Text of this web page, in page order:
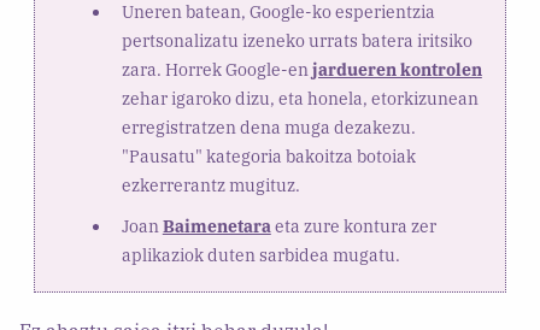
Uneren batean, Google-ko esperientzia
pertsonalizatu izeneko urrats batera iritsiko
zara. Horrek Google-enjardueren kontrolen
zehar igaroko dizu, eta honela, etorkizunean
erregistratzen dena muga dezakezu.
"Pausatu" kategoria bakoitza botoiak
ezkerrerantz mugituz.
JoanBaimenetaraeta zure kontura zer
aplikaziok duten sarbidea mugatu.